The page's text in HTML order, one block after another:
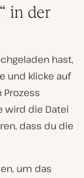
in der
hast,
und klicke auf
Prozess
wird die Datei
dass du die
um das